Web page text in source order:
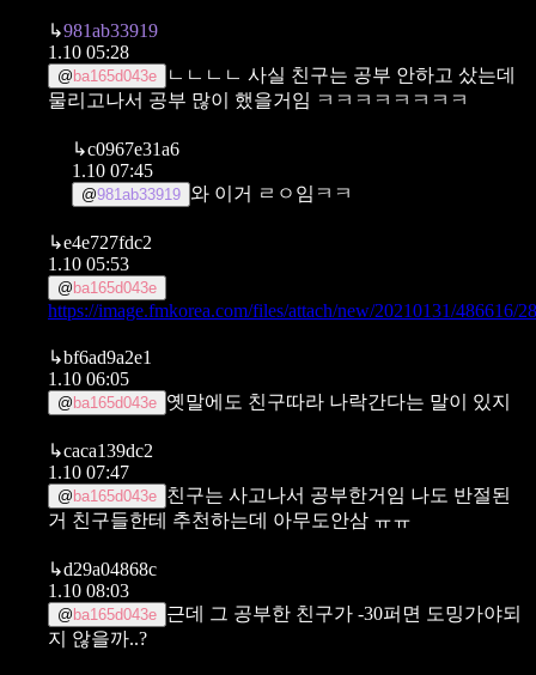
↳981ab33919
1.10 05:28
@ ba165d043e
ㄴㄴㄴㄴ 사실 친구는 공부 안하고 샀는데
물리고나서 공부 많이 했을거임 ㅋㅋㅋㅋㅋㅋㅋㅋ
↳c0967e31a6
1.10 07:45
@981ab33919 와 이거 ㄹㅇ임ㅋㅋ
↳e4e727fdc2
1.10 05:53
@ ba165d043e
https://image.fmkorea.com/files/attach/new/20210131/486616/
↳bf6ad9a2e1
1.10 06:05
@ ba165d043e 옛말에도 친구따라 나락간다는 말이 있지
↳caca139dc2
1.10 07:47
@ ba165d043e 친구는 사고나서 공부한거임 나도 반절된
거 친구들한테 추천하는데 아무도안삼 ㅠㅠ
↳d29a04868c
1.10 08:03
@ ba165d043e 근데 그 공부한 친구가 -30퍼면 도밍가야되
지 않을까..?